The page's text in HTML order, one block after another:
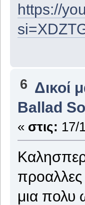
https://
6 Δικοί
Ballad
« στις: 17/
μια πολυ